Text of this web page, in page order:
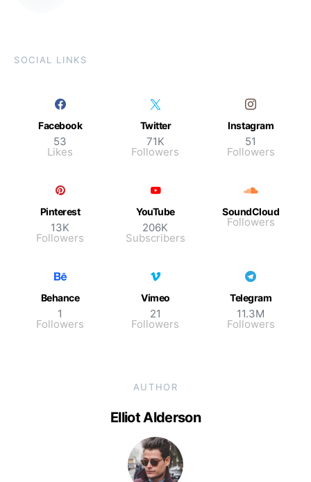
SOCIAL LINKS
Facebook
53
Likes
Twitter
71K
Followers
Instagram
51
Followers
Pinterest
13K
Followers
YouTube
206K
Subscribers
SoundCloud
Followers
Behance
1
Followers
Vimeo
21
Followers
Telegram
11.3M
Followers
AUTHOR
Elliot Alderson